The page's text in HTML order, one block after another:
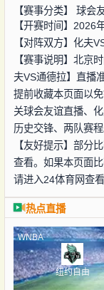
【赛事分类】 球会
【开赛时间】2026
【对阵双方】 化夫
【赛事说明】北京
夫VS通德拉】直播
提前收藏本页面以
关球会友谊直播、
历史交锋、两队赛程
【友好提示】部分
查看。如果本页面
请进入24体育网查
热点直播
WNBA
纽约自由